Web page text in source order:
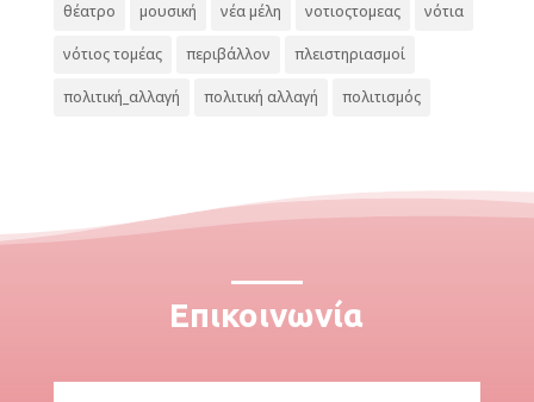
θέατρο μουσική νέα μέλη νοτιοςτομεας νότια
νότιος τομέας περιβάλλον πλειστηριασμοί
πολιτική_αλλαγή πολιτική αλλαγή πολιτισμός
Επικοινωνία